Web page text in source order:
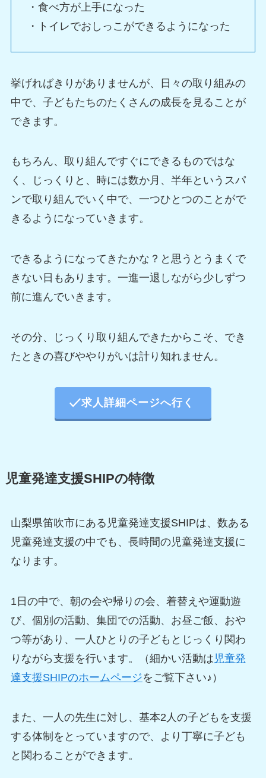
・食べ方が上手になった
・トイレでおしっこができるようになった
挙げればきりがありませんが、日々の取り組みの
中で、子どもたちのたくさんの成長を見ることが
できます。
もちろん、取り組んですぐにできるものではな
く、じっくりと、時には数か月、半年というスパ
ンで取り組んでいく中で、一つひとつのことがで
きるようになっていきます。
できるようになってきたかな？と思うとうまくで
きない日もあります。一進一退しながら少しずつ
前に進んでいきます。
その分、じっくり取り組んできたからこそ、でき
たときの喜びややりがいは計り知れません。
求人詳細ページへ行く
児童発達支援SHIPの特徴
山梨県笛吹市にある児童発達支援SHIPは、数ある
児童発達支援の中でも、長時間の児童発達支援に
なります。
1日の中で、朝の会や帰りの会、着替えや運動遊
び、個別の活動、集団での活動、お昼ご飯、おや
つ等があり、一人ひとりの子どもとじっくり関わ
りながら支援を行います。（細かい活動は 児童発
達支援SHIPのホームページをご覧下さい♪）
また、一人の先生に対し、基本2人の子どもを支援
する体制をとっていますので、より丁寧に子ども
と関わることができます。